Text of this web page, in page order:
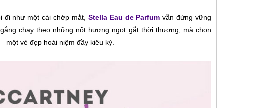
đi như một cái chớp mắt, Stella Eau de Parfum vẫn đứng vững
gắng chạy theo những nốt hương ngọt gắt thời thượng, mà chọn
một vẻ đẹp hoài niệm đầy kiêu kỳ.